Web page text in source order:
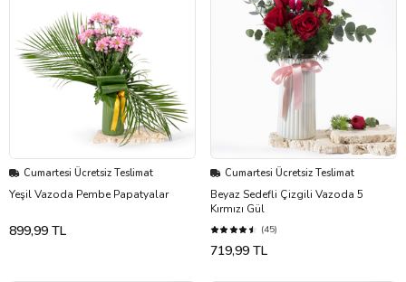
Cumartesi Ücretsiz Teslimat
Yeşil Vazoda Pembe Papatyalar
899,99 TL
Cumartesi Ücretsiz Teslimat
Beyaz Sedefli Çizgili Vazoda 5
Kırmızı Gül
(45)
719,99 TL